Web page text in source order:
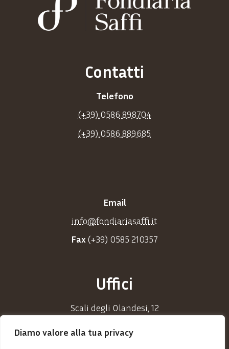
Diamo valore alla tua privacy
Contatti
Telefono
(+39) 0586 898704
(+39) 0586 889685
Email
info@fondiariasaffi.it
Fax (+39) 0585 210357
Uffici
Scali degli Olandesi, 12